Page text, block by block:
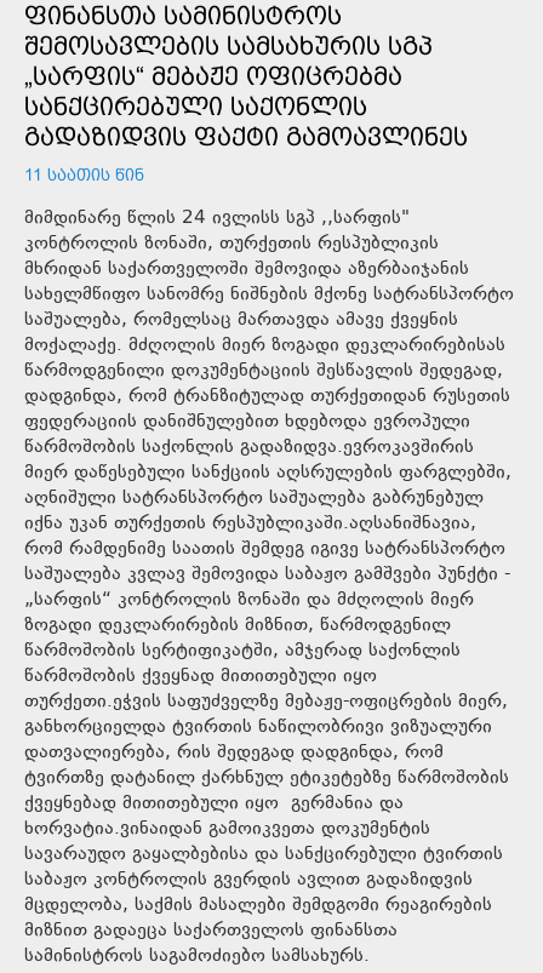
ᲤᲘᲜᲐᲜᲡᲗᲐ ᲡᲐᲛᲘᲜᲘᲡᲢᲠᲝᲡ
ᲨᲔᲛᲝᲡᲐᲕᲚᲔᲑᲘᲡ ᲡᲐᲛᲡᲐᲮᲣᲠᲘᲡ ᲡᲒᲞ
„ᲡᲐᲠᲤᲘᲡ“ ᲛᲔᲑᲐᲟᲔ ᲝᲤᲘᲪᲠᲔᲑᲛᲐ
ᲡᲐᲜᲥᲪᲘᲠᲔᲑᲣᲚᲘ ᲡᲐᲥᲝᲜᲚᲘᲡ
ᲒᲐᲓᲐᲖᲘᲓᲕᲘᲡ ᲤᲐᲥᲢᲘ ᲒᲐᲛᲝᲐᲕᲚᲘᲜᲔᲡ
11 ᲡᲐᲐᲗᲘᲡ ᲬᲘᲜ
მიმდინარე წლის 24 ივლისს სგპ ,,სარფის"
კონტროლის ზონაში, თურქეთის რესპუბლიკის
მხრიდან საქართველოში შემოვიდა აზერბაიჯანის
სახელმწიფო სანომრე ნიშნების მქონე სატრანსპორტო
საშუალება, რომელსაც მართავდა ამავე ქვეყნის
მოქალაქე. მძღოლის მიერ ზოგადი დეკლარირებისას
წარმოდგენილი დოკუმენტაციის შესწავლის შედეგად,
დადგინდა, რომ ტრანზიტულად თურქეთიდან რუსეთის
ფედერაციის დანიშნულებით ხდებოდა ევროპული
წარმოშობის საქონლის გადაზიდვა.ევროკავშირის
მიერ დაწესებული სანქციის აღსრულების ფარგლებში,
აღნიშული სატრანსპორტო საშუალება გაბრუნებულ
იქნა უკან თურქეთის რესპუბლიკაში.აღსანიშნავია,
რომ რამდენიმე საათის შემდეგ იგივე სატრანსპორტო
საშუალება კვლავ შემოვიდა საბაჟო გამშვები პუნქტი -
„სარფის“ კონტროლის ზონაში და მძღოლის მიერ
ზოგადი დეკლარირების მიზნით, წარმოდგენილ
წარმოშობის სერტიფიკატში, ამჯერად საქონლის
წარმოშობის ქვეყნად მითითებული იყო
თურქეთი.ეჭვის საფუძველზე მებაჟე-ოფიცრების მიერ,
განხორციელდა ტვირთის ნაწილობრივი ვიზუალური
დათვალიერება, რის შედეგად დადგინდა, რომ
ტვირთზე დატანილ ქარხნულ ეტიკეტებზე წარმოშობის
ქვეყნებად მითითებული იყო გერმანია და
ხორვატია.ვინაიდან გამოიკვეთა დოკუმენტის
სავარაუდო გაყალბებისა და სანქცირებული ტვირთის
საბაჟო კონტროლის გვერდის ავლით გადაზიდვის
მცდელობა, საქმის მასალები შემდგომი რეაგირების
მიზნით გადაეცა საქართველოს ფინანსთა
სამინისტროს საგამოძიებო სამსახურს.